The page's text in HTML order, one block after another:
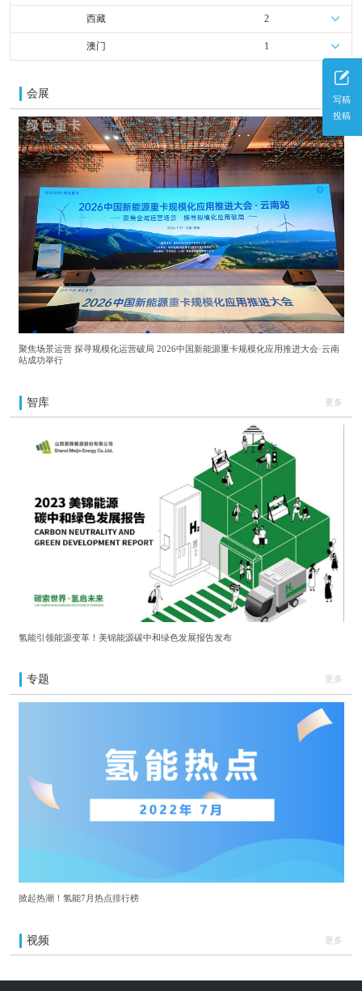
写稿
投稿
西藏 2
澳门 1
会展 更多
聚焦场景运营 探寻规模化运营破局 2026中国新能源重卡规模化应用推进大会·云南
站成功举行
智库 更多
氢能引领能源变革！美锦能源碳中和绿色发展报告发布
专题 更多
掀起热潮！氢能7月热点排行榜
视频 更多